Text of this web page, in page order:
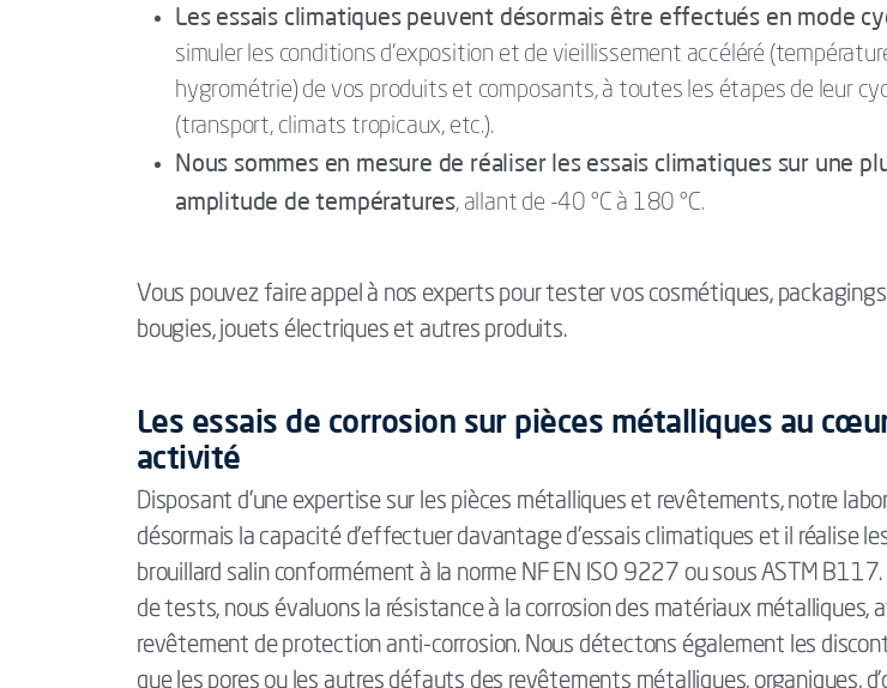
Les essais climatiques peuvent désormais être effectués en mode
simuler les conditions d’exposition et de vieillissement accéléré
hygrométrie) de vos produits et composants, à toutes les étapes de leur
(transport, climats tropicaux, etc.).
Nous sommes en mesure de réaliser les essais climatiques sur une
amplitude de températures, allant de -40 °C à 180 °C.
Vous pouvez faire appel à nos experts pour tester vos cosmétiques,
bougies, jouets électriques et autres produits.
Les essais de corrosion sur pièces métalliques au
activité
Disposant d’une expertise sur les pièces métalliques et revêtements, notre
désormais la capacité d’effectuer davantage d’essais climatiques et il réalise
brouillard salin conformément à la norme NF EN ISO 9227 ou sous ASTM
de tests, nous évaluons la résistance à la corrosion des matériaux métalliques,
revêtement de protection anti-corrosion. Nous détectons également les
que les pores ou les autres défauts des revêtements métalliques, organiques,